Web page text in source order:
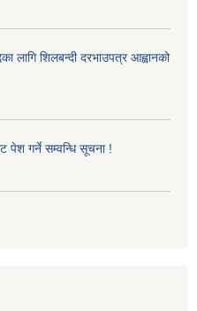
लागि शिलबन्दी दरभाउपत्र आह्वानको
पेश गर्ने सम्वन्धि सूचना !